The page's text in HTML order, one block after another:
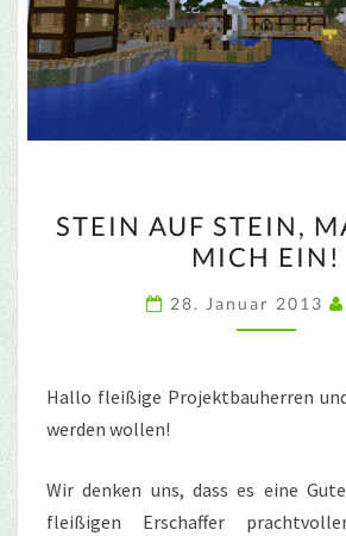
AUF
STEIN,
MAUER
ICH
EIN!
STEIN AUF STEIN,
MICH EIN!
28. Januar 2013
Hallo fleißige Projektbauherren
werden wollen!
Wir denken uns, dass es eine
fleißigen Erschaffer